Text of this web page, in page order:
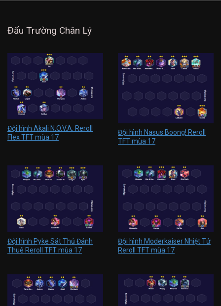
Đấu Trường Chân Lý
Đội hình Akali N.O.V.A. Reroll
Flex TFT mùa 17
Đội hình Nasus Boong! Reroll
TFT mùa 17
Đội hình Pyke Sát Thủ Đánh
Thuê Reroll TFT mùa 17
Đội hình Moderkaiser Nhiệt Tử
Reroll TFT mùa 17